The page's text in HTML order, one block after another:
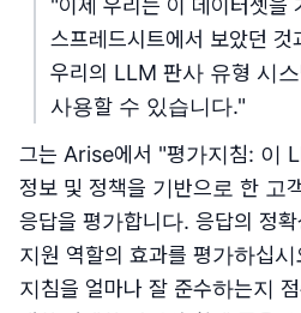
"이제 우리는 이 데이터셋을
스프레드시트에서 보았던
우리의 LLM 판사 유형 시
사용할 수 있습니다."
그는 Arise에서 "평가지침: 이
정보 및 정책을 기반으로 한 고
응답을 평가합니다. 응답의 정
지원 역할의 효과를 평가하십
지침을 얼마나 잘 준수하는지